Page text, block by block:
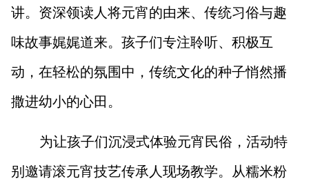
讲。资深领读人将元宵的由来、传统习俗与趣
味故事娓娓道来。孩子们专注聆听、积极互
动，在轻松的氛围中，传统文化的种子悄然播
撒进幼小的心田。
为让孩子们沉浸式体验元宵民俗，活动特
别邀请滚元宵技艺传承人现场教学。从糯米粉